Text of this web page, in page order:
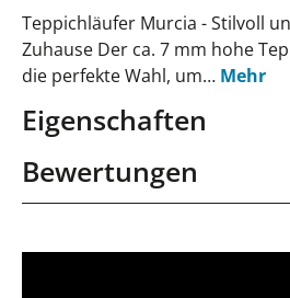
Teppichläufer Murcia - Stilvoll
Zuhause Der ca. 7 mm hohe
die perfekte Wahl, um… Mehr
Eigenschaften
Bewertungen